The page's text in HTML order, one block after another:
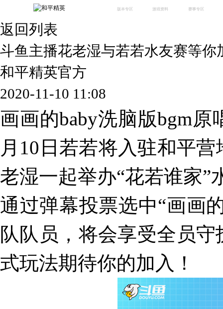
版本专区 游戏资料 赛事专区
体验服 视频中心 授权赛 腾
返回列表
斗鱼主播花老湿与若若水友赛等你
和平精英官方
2020-11-10 11:08
画画的baby洗脑版bgm
月10日若若将入驻和平
老湿一起举办“花若谁家”
通过弹幕投票选中“画画
队队员，将会享受全员
式玩法期待你的加入！